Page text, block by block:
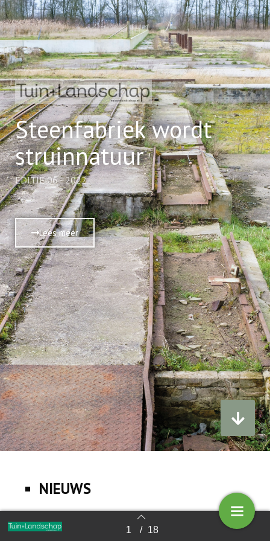
Terug naar overzicht 1 / 18
Steenfabriek wordt
struinnatuur
EDITIE 06 - 2022
Lees meer
NIEUWS